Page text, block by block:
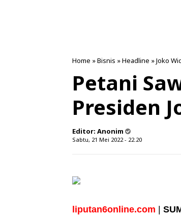
Home »Bisnis »Headline »Joko
Petani
Presiden
Editor: Anonim
Sabtu, 21 Mei 2022 - 22.20
liputan6online.com